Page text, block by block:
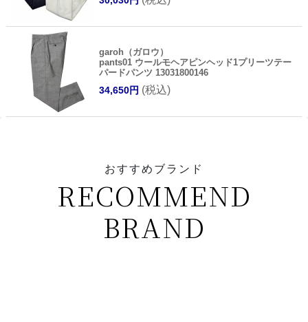
garoh（ガロウ）
pants01 ウールモヘアピンヘッド1プリーツテー
パードパンツ 13031800146
34,650円 (税込)
おすすめブランド
RECOMMEND
BRAND